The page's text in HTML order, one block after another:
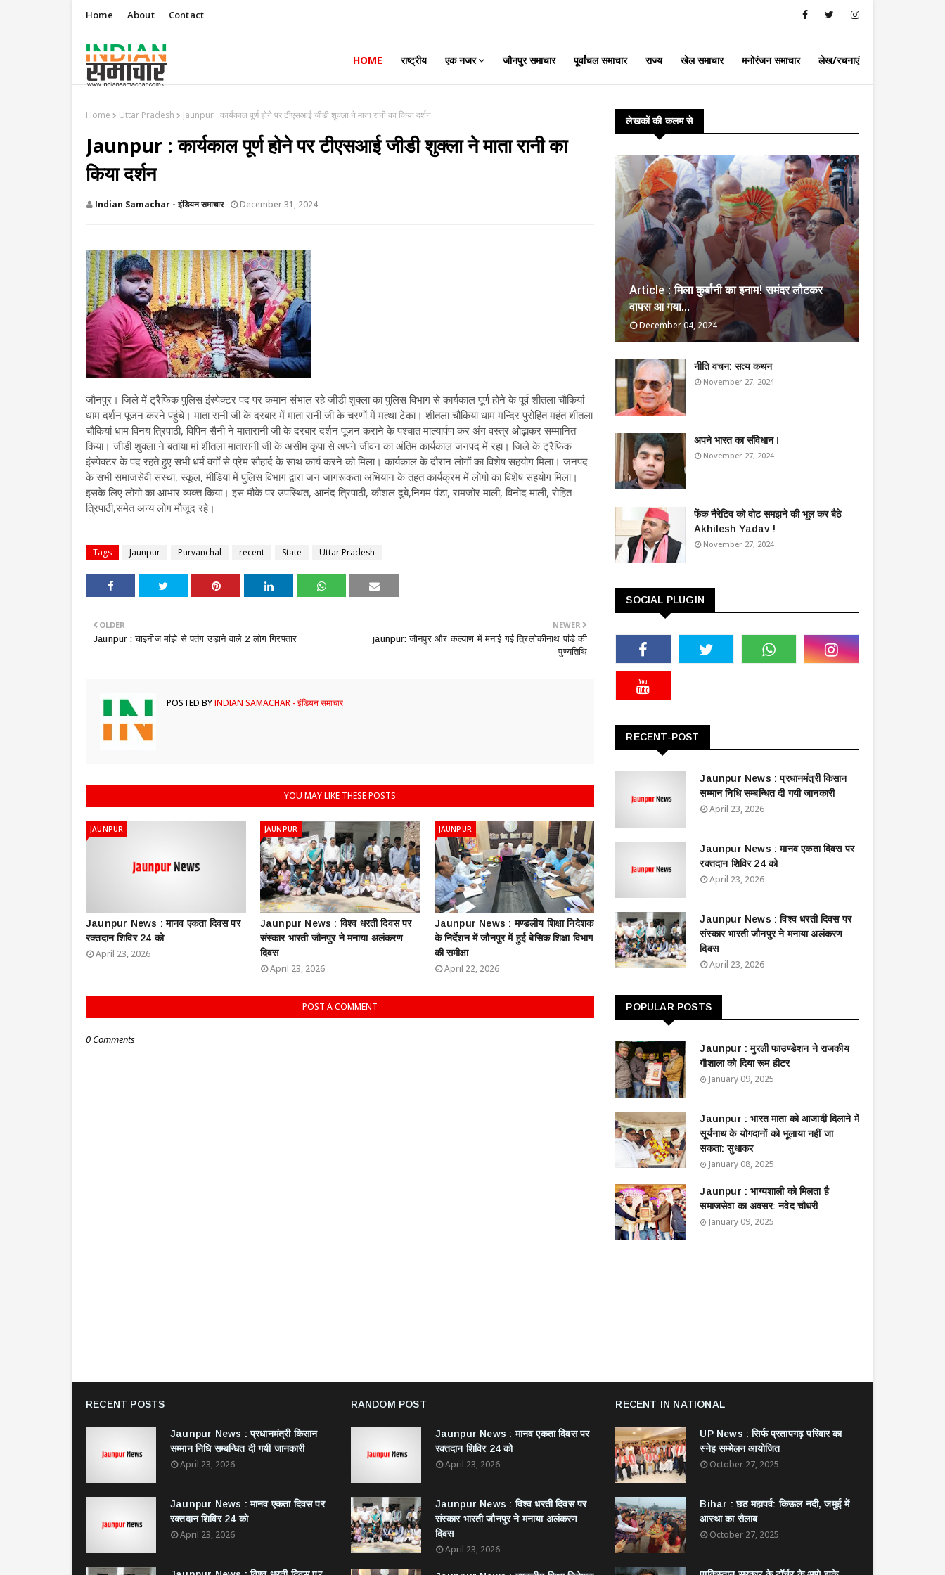
Home About Contact
HOME राष्ट्रीय एक नजर जौनपुर समाचार पूर्वांचल समाचार राज्य खेल समाचार मनोरंजन समाचार लेख/रचनाएं
Home Uttar Pradesh Jaunpur : कार्यकाल पूर्ण होने पर टीएसआई जीडी शुक्ला ने माता रानी का किया दर्शन
Jaunpur : कार्यकाल पूर्ण होने पर टीएसआई जीडी शुक्ला ने माता रानी का
किया दर्शन
Indian Samachar - इंडियन समाचार December 31, 2024
जौनपुर। जिले में ट्रैफिक पुलिस इंस्पेक्टर पद पर कमान संभाल रहे जीडी शुक्ला का पुलिस विभाग से कार्यकाल पूर्ण होने के पूर्व शीतला चौकियां
धाम दर्शन पूजन करने पहुंचे। माता रानी जी के दरबार में माता रानी जी के चरणों में मत्था टेका। शीतला चौकियां धाम मन्दिर पुरोहित महंत शीतला
चौकियां धाम विनय त्रिपाठी, विपिन सैनी ने मातारानी जी के दरबार दर्शन पूजन कराने के पश्चात माल्यार्पण कर अंग वस्त्र ओढ़ाकर सम्मानित
किया। जीडी शुक्ला ने बताया मां शीतला मातारानी जी के असीम कृपा से अपने जीवन का अंतिम कार्यकाल जनपद में रहा। जिले के ट्रैफिक
इंस्पेक्टर के पद रहते हुए सभी धर्म वर्गों से प्रेम सौहार्द के साथ कार्य करने को मिला। कार्यकाल के दौरान लोगों का विशेष सहयोग मिला। जनपद
के सभी समाजसेवी संस्था, स्कूल, मीडिया में पुलिस विभाग द्वारा जन जागरूकता अभियान के तहत कार्यक्रम में लोगो का विशेष सहयोग मिला।
इसके लिए लोगो का आभार व्यक्त किया। इस मौके पर उपस्थित, आनंद त्रिपाठी, कौशल दुबे,निगम पंडा, रामजोर माली, विनोद माली, रोहित
त्रिपाठी,समेत अन्य लोग मौजूद रहे।
Tags Jaunpur Purvanchal recent State Uttar Pradesh
NEWER
jaunpur: जौनपुर और कल्याण में मनाई गई त्रिलोकीनाथ पांडे की
पुण्यतिथि
OLDER
Jaunpur : चाइनीज मांझे से पतंग उड़ाने वाले 2 लोग गिरफ्तार
POSTED BYINDIAN SAMACHAR - इंडियन समाचार
YOU MAY LIKE THESE POSTS
JAUNPUR
Jaunpur News : ​मानव एकता दिवस पर
रक्तदान शिविर 24 को
April 23, 2026
JAUNPUR
Jaunpur News : विश्व धरती दिवस पर
संस्कार भारती जौनपुर ने मनाया अलंकरण
दिवस
April 23, 2026
JAUNPUR
Jaunpur News : ​मण्डलीय शिक्षा निदेशक
के निर्देशन में जौनपुर में हुई बेसिक शिक्षा विभाग
की समीक्षा
April 22, 2026
POST A COMMENT
0 Comments
लेखकों की कलम से
Article : मिला कुर्बानी का इनाम! समंदर लौटकर
वापस आ गया...
December 04, 2024
​नीति वचन: सत्य कथन
November 27, 2024
अपने भारत का संविधान।
November 27, 2024
फेंक नैरेटिव को वोट समझने की भूल कर बैठे
Akhilesh Yadav !
November 27, 2024
SOCIAL PLUGIN
RECENT-POST
Jaunpur News : ​प्रधानमंत्री किसान
सम्मान निधि सम्बन्धित दी गयी जानकारी
April 23, 2026
Jaunpur News : ​मानव एकता दिवस पर
रक्तदान शिविर 24 को
April 23, 2026
Jaunpur News : विश्व धरती दिवस पर
संस्कार भारती जौनपुर ने मनाया अलंकरण
दिवस
April 23, 2026
POPULAR POSTS
Jaunpur : ​मुरली फाउण्डेशन ने राजकीय
गौशाला को दिया रूम हीटर
January 09, 2025
Jaunpur : ​भारत माता को आजादी दिलाने में
सूर्यनाथ के योगदानों को भूलाया नहीं जा
सकता: सुधाकर
January 08, 2025
Jaunpur : ​भाग्यशाली को मिलता है
समाजसेवा का अवसर: नवेद चौधरी
January 09, 2025
RECENT POSTS
Jaunpur News : ​प्रधानमंत्री किसान
सम्मान निधि सम्बन्धित दी गयी जानकारी
April 23, 2026
Jaunpur News : ​मानव एकता दिवस पर
रक्तदान शिविर 24 को
April 23, 2026
RANDOM POST
Jaunpur News : ​मानव एकता दिवस पर
रक्तदान शिविर 24 को
April 23, 2026
Jaunpur News : विश्व धरती दिवस पर
संस्कार भारती जौनपुर ने मनाया अलंकरण
दिवस
April 23, 2026
RECENT IN NATIONAL
UP News : सिर्फ प्रतापगढ़ परिवार का
स्नेह सम्मेलन आयोजित
October 27, 2025
Bihar : छठ महापर्व: किऊल नदी, जमुई में
आस्था का सैलाब
October 27, 2025